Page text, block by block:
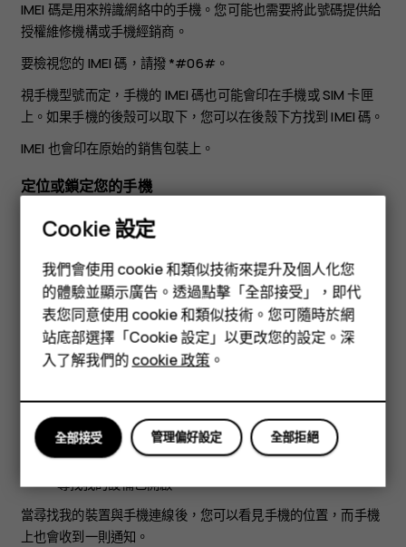
智慧型手機
功能型手機
配件
平板電腦
IMEI 碼是用來辨識網絡中的手機。您可能也需要將此號碼提供給
授權維修機構或手機經銷商。
要檢視您的 IMEI 碼，請撥 *#06#。
視手機型號而定，手機的 IMEI 碼也可能會印在手機或 SIM 卡匣
上。如果手機的後殼可以取下，您可以在後殼下方找到 IMEI 碼。
IMEI 也會印在原始的銷售包裝上。
定位或鎖定您的手機
如果您的手機不幸遺失，而您剛好有登入 Google 帳戶，您可能
可以從遠端尋找、鎖定手機或清除手機的內容。在已與 Google
帳戶關聯的手機上，尋找我的裝置預設是開啟的。
要使用尋找我的裝置，您遺失的手機必須符合以下條件：
為已開啟狀態
登入 Google 帳戶
在 Google Play 上可見
位置已開啟
尋找我的設備已開啟
當尋找我的裝置與手機連線後，您可以看見手機的位置，而手機
上也會收到一則通知。
Cookie 設定
我們會使用 cookie 和類似技術來提升及個人化您
的體驗並顯示廣告。透過點擊「全部接受」，即代
表您同意使用 cookie 和類似技術。您可隨時於網
站底部選擇「Cookie 設定」以更改您的設定。深
入了解我們的cookie 政策 。
全部拒絕
管理偏好設定
全部接受